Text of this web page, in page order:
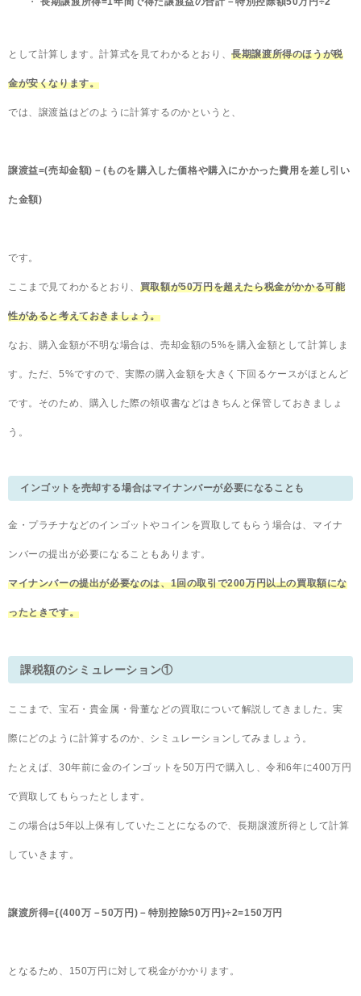
として計算します。計算式を見てわかるとおり、長期譲渡所得のほうが税
金が安くなります。
では、譲渡益はどのように計算するのかというと、
譲渡益=(売却金額)－(ものを購入した価格や購入にかかった費用を差し引い
た金額)
です。
ここまで見てわかるとおり、 買取額が50万円を超えたら税金がかかる可能
性があると考えておきましょう。
なお、購入金額が不明な場合は、売却金額の5%を購入金額として計算しま
す。ただ、5%ですので、実際の購入金額を大きく下回るケースがほとんど
です。そのため、購入した際の領収書などはきちんと保管しておきましょ
う。
インゴットを売却する場合はマイナンバーが必要になることも
金・プラチナなどのインゴットやコインを買取してもらう場合は、マイナ
ンバーの提出が必要になることもあります。
マイナンバーの提出が必要なのは、1回の取引で200万円以上の買取額にな
ったときです。
課税額のシミュレーション①
ここまで、宝石・貴金属・骨董などの買取について解説してきました。実
際にどのように計算するのか、シミュレーションしてみましょう。
たとえば、30年前に金のインゴットを50万円で購入し、令和6年に400万円
で買取してもらったとします。
この場合は5年以上保有していたことになるので、長期譲渡所得として計算
していきます。
譲渡所得={(400万－50万円)－特別控除50万円}÷2=150万円
となるため、150万円に対して税金がかかります。